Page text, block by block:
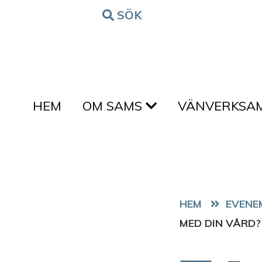
Hoppa till innehålletSÖK
HEM OM SAMS
HEM
MED DIN VÅRD?